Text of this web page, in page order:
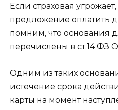
Если страховая
предложение оплатить
помним, что основания
перечислены в ст.14 ФЗ
Одним из таких
истечение срока
карты на момент